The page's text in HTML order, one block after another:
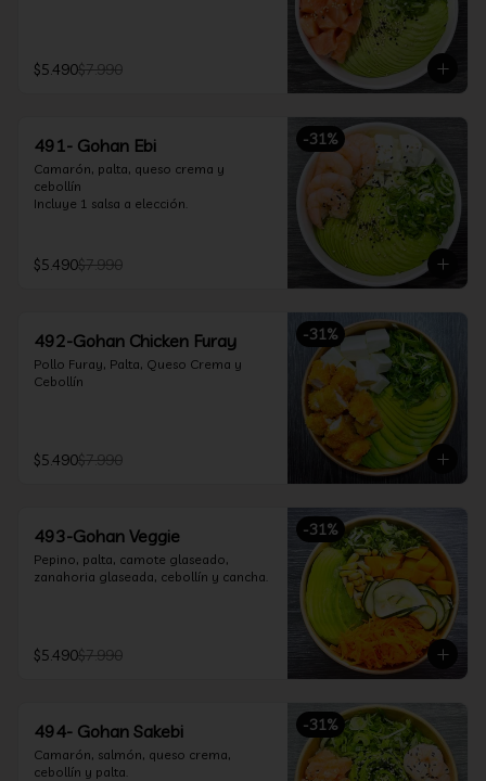
$5.490$7.990
-31%
491- Gohan Ebi
Camarón, palta, queso crema y
cebollín
Incluye 1 salsa a elección.
$5.490$7.990
-31%
492-Gohan Chicken Furay
Pollo Furay, Palta, Queso Crema y
Cebollín
$5.490$7.990
-31%
493-Gohan Veggie
Pepino, palta, camote glaseado,
zanahoria glaseada, cebollín y cancha.
$5.490$7.990
-31%
494- Gohan Sakebi
Camarón, salmón, queso crema,
cebollín y palta.